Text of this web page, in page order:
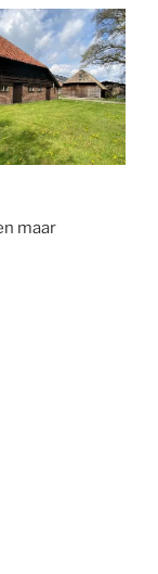
maar